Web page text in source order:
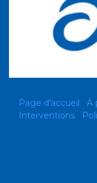
Page d'accueil À
Interventions